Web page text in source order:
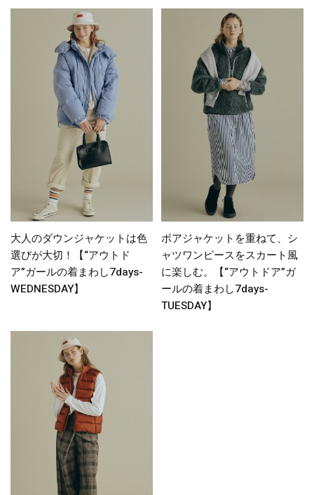
大人のダウンジャケットは色
選びが大切！【“アウトド
ア”ガールの着まわし7days-
WEDNESDAY】
ボアジャケットを重ねて、シ
ャツワンピースをスカート風
に楽しむ。【“アウトドア”ガ
ールの着まわし7days-
TUESDAY】